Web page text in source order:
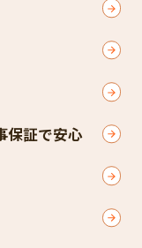
保証で安心